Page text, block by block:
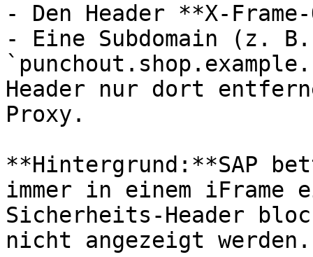
- Den Header **X-
- Eine Subdomain (z. B.
Header nur dort
Proxy.
**Hintergrund:**SAP
immer in einem
Sicherheits-Header
nicht angezeigt werden.